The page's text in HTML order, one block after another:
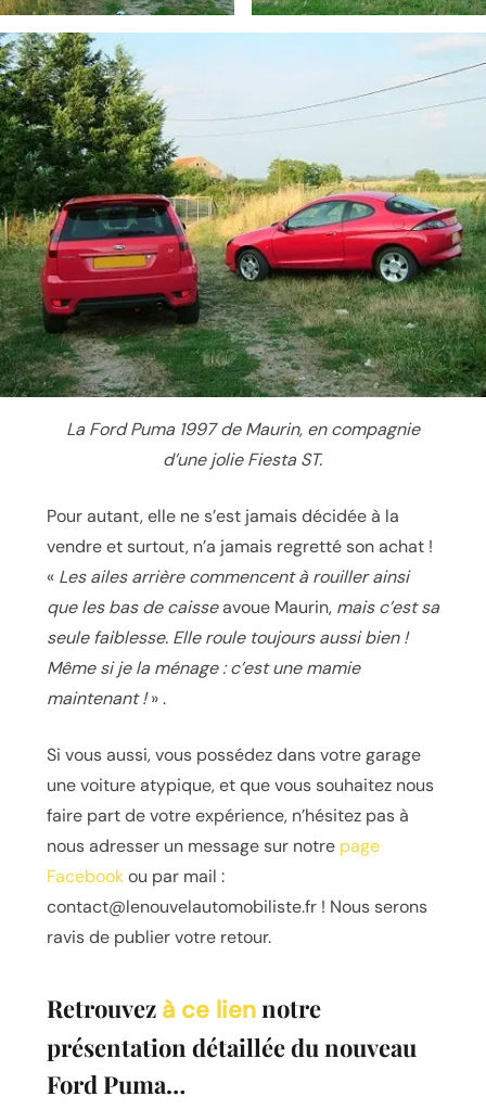
La Ford Puma 1997 de Maurin, en compagnie
d’une jolie Fiesta ST.
Pour autant, elle ne s’est jamais décidée à la
vendre et surtout, n’a jamais regretté son achat !
« Les ailes arrière commencent à rouiller ainsi
que les bas de caisseavoue Maurin, mais c’est sa
seule faiblesse. Elle roule toujours aussi bien !
Même si je la ménage : c’est une mamie
maintenant !» .
Si vous aussi, vous possédez dans votre garage
une voiture atypique, et que vous souhaitez nous
faire part de votre expérience, n’hésitez pas à
nous adresser un message sur notre page
Facebookou par mail :
contact@lenouvelautomobiliste.fr! Nous serons
ravis de publier votre retour.
Retrouvez à ce liennotre
présentation détaillée du nouveau
Ford Puma…